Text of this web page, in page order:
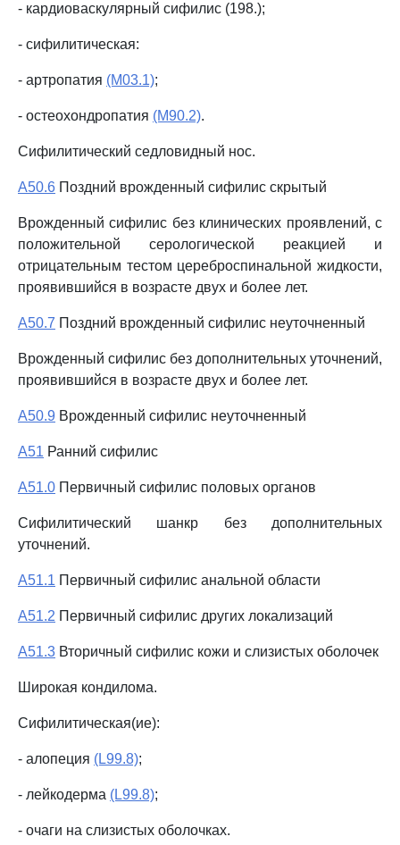
- кардиоваскулярный сифилис (198.);
- сифилитическая:
- артропатия (M03.1);
- остеохондропатия (M90.2).
Сифилитический седловидный нос.
A50.6 Поздний врожденный сифилис скрытый
Врожденный сифилис без клинических проявлений, с
положительной серологической реакцией и
отрицательным тестом цереброспинальной жидкости,
проявившийся в возрасте двух и более лет.
A50.7 Поздний врожденный сифилис неуточненный
Врожденный сифилис без дополнительных уточнений,
проявившийся в возрасте двух и более лет.
A50.9 Врожденный сифилис неуточненный
A51 Ранний сифилис
A51.0 Первичный сифилис половых органов
Сифилитический шанкр без дополнительных
уточнений.
A51.1 Первичный сифилис анальной области
A51.2 Первичный сифилис других локализаций
A51.3 Вторичный сифилис кожи и слизистых оболочек
Широкая кондилома.
Сифилитическая(ие):
- алопеция (L99.8);
- лейкодерма (L99.8);
- очаги на слизистых оболочках.